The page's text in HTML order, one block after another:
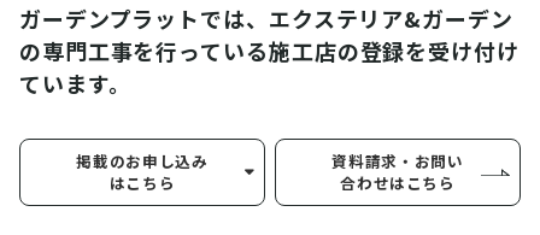
ガーデンプラットでは、エクステリア&ガーデン
の専門工事を行っている施工店の登録を受け付け
ています。
掲載のお申し込み
はこちら
資料請求・お問い
合わせはこちら